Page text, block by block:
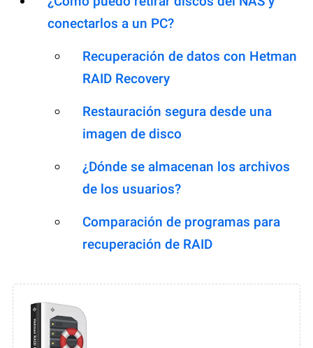
conectarlos a un PC?
Recuperación de datos con Hetman
RAID Recovery
Restauración segura desde una
imagen de disco
¿Dónde se almacenan los archivos
de los usuarios?
Comparación de programas para
recuperación de RAID